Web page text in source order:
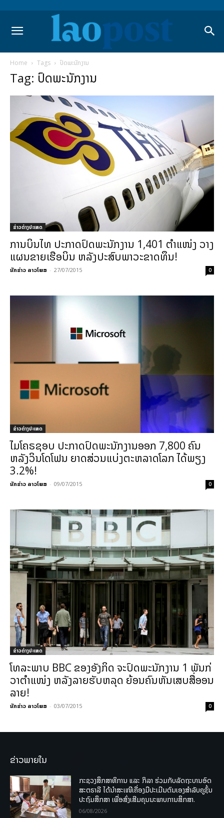
Home Tags ປົດພະນັກງານ
Tag: ປົດພະນັກງານ
ຂ່າວຕ່າງປະເທດ
ການບິນໄທ ປະກາດປົດພະນັກງານ 1,401 ຕຳແໜ່ງ ວາງ
ແຜນຂາຍເຮືອບິນ ຫລັງປະສົບພາວະຂາດທຶນ!
ນັກຂ່າວ ລາວໂພສ - 27/07/2015 0
ຂ່າວຕ່າງປະເທດ
ໄມໂຄຣຊອບ ປະກາດປົດພະນັກງານອອກ 7,800 ຄົນ
ຫລັງວິນໂດໂຟນ ຍາດສ່ວນແບ່ງຕະຫລາດໂລກ ໄດ້ພຽງ
3.2%!
ນັກຂ່າວ ລາວໂພສ - 09/07/2015 0
ຂ່າວຕ່າງປະເທດ
ໂທລະພາບ BBC ຂອງອັງກິດ ຈະປົດພະນັກງານ 1 ພັນກ່
ວາຕຳແໜ່ງ ຫລັງລາຍຮັບຫລຸດ ຍ້ອນຄົນຫັນເສບສື່ອອນ
ລາຍ!
ນັກຂ່າວ ລາວໂພສ - 03/07/2015 0
ຂ່າວພາຍໃນ
ກະຊວງສຶກສາທິການ ແລະ ກິລາ ຮ່ວມກັບລັດຖະບານອົດ
ສະຕຣາລີ ໄດ້ນຳສະເໜີເຄື່ອງມືປະເມີນຕົນເອງສຳລັບຄູຊັ້ນ
ປະຖົມສຶກສາ ເພື່ອສົ່ງເສີມຄຸນນະພາບການສຶກສາ.
06/08/2026